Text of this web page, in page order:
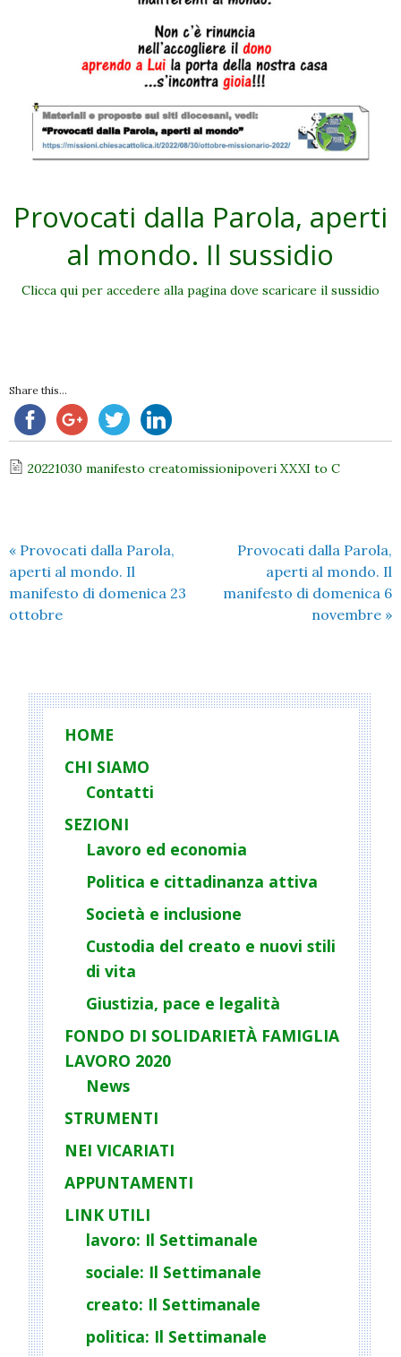
Provocati dalla Parola, aperti
al mondo. Il sussidio
Clicca qui per accedere alla pagina dove scaricare il sussidio
Share this...
20221030 manifesto creatomissionipoveri XXXI to C
« Provocati dalla Parola,
aperti al mondo. Il
manifesto di domenica 23
ottobre
Provocati dalla Parola,
aperti al mondo. Il
manifesto di domenica 6
novembre »
HOME
CHI SIAMO
Contatti
SEZIONI
Lavoro ed economia
Politica e cittadinanza attiva
Società e inclusione
Custodia del creato e nuovi stili
di vita
Giustizia, pace e legalità
FONDO DI SOLIDARIETÀ FAMIGLIA
LAVORO 2020
News
STRUMENTI
NEI VICARIATI
APPUNTAMENTI
LINK UTILI
lavoro: Il Settimanale
sociale: Il Settimanale
creato: Il Settimanale
politica: Il Settimanale